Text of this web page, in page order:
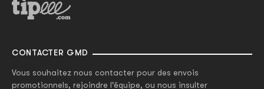
CONTACTER GMD
Vous souhaitez nous contacter pour des envois
promotionnels, rejoindre l'équipe, ou nous insulter